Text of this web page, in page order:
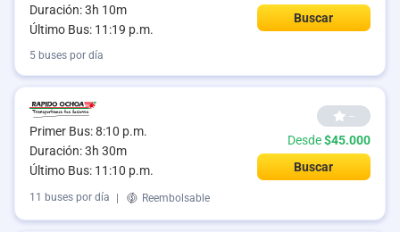
Duración: 3h 10m
Último Bus: 11:19 p.m.
Buscar
5 buses por día
Primer Bus: 8:10 p.m.
Duración: 3h 30m
Último Bus: 11:10 p.m.
--
Desde$45.000
Buscar
11 buses por día | Reembolsable